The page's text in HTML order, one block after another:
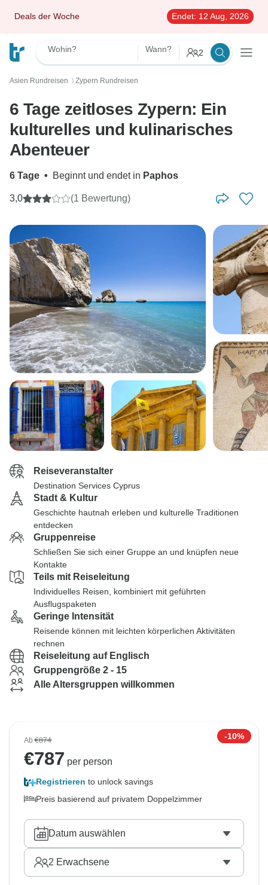
Deals der Woche Endet: 12 Aug, 2026
Wohin? Wann? 2
Asien Rundreisen 〉 Zypern Rundreisen
6 Tage zeitloses Zypern: Ein
kulturelles und kulinarisches
Abenteuer
6 Tage • Beginnt und endet in Paphos
3,0 (1 Bewertung)
Reiseveranstalter
Destination Services Cyprus
Stadt & Kultur
Geschichte hautnah erleben und kulturelle Traditionen
entdecken
Gruppenreise
Schließen Sie sich einer Gruppe an und knüpfen neue
Kontakte
Teils mit Reiseleitung
Individuelles Reisen, kombiniert mit geführten
Ausflugspaketen
Geringe Intensität
Reisende können mit leichten körperlichen Aktivitäten
rechnen
Reiseleitung auf Englisch
Gruppengröße 2 - 15
Alle Altersgruppen willkommen
Ab€874 -10%
€787 per person
Registrieren to unlock savings
Preis basierend auf privatem Doppelzimmer
Datum auswählen
2 Erwachsene